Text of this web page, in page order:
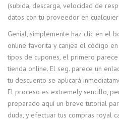
(subida, descarga, velocidad de
datos con tu proveedor en
Genial, simplemente haz clic en el
online favorita y canjea el código
tipos de cupones, el primero
tienda online. El seg. parece un
tu descuento se aplicará
El proceso es extremely sencillo,
preparado aquí un breve tutorial
duda, y efectuar tus compras royal